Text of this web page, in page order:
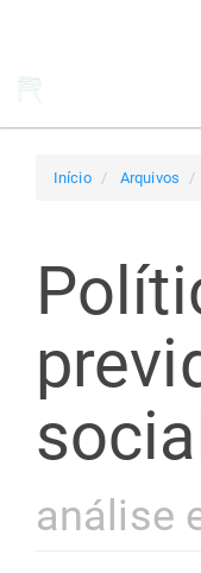
Início Arquivos
análise